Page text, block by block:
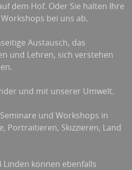
dem Hof. Oder Sie halten Ihre
bei uns ab.
Austausch, das
und Lehren, sich verstehen
und mit unserer Umwelt.
und Workshops in
Portraitieren, Skizzieren, Land
können ebenfalls